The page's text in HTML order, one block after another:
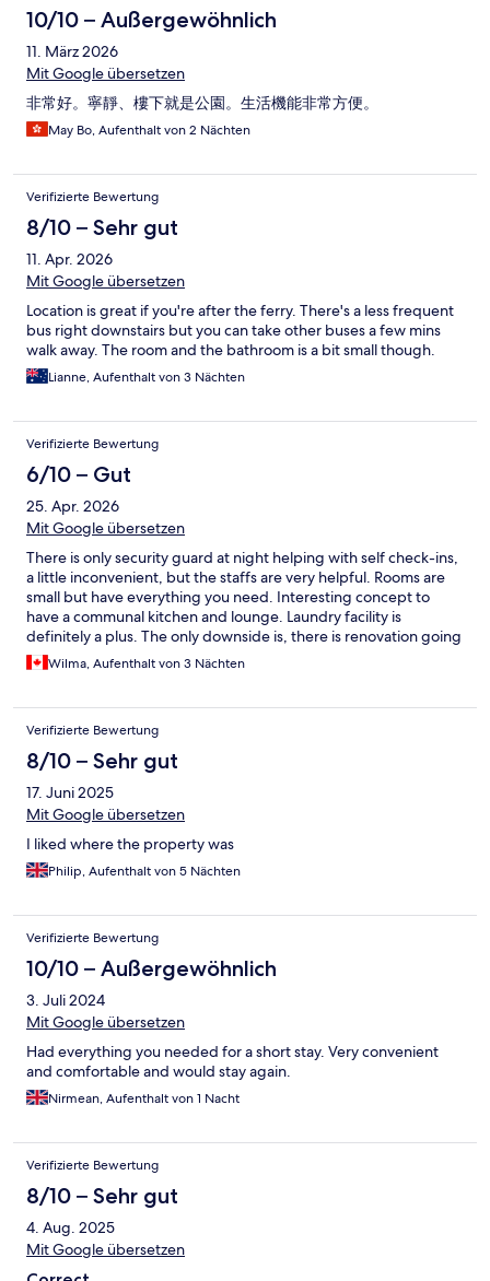
10/10 – Außergewöhnlich
11. März 2026
Mit Google übersetzen
非常好。寧靜、樓下就是公園。生活機能非常方便。
May Bo, Aufenthalt von 2 Nächten
Verifizierte Bewertung
8/10 – Sehr gut
11. Apr. 2026
Mit Google übersetzen
Location is great if you're after the ferry. There's a less frequent
bus right downstairs but you can take other buses a few mins
walk away. The room and the bathroom is a bit small though.
Lianne, Aufenthalt von 3 Nächten
Verifizierte Bewertung
6/10 – Gut
25. Apr. 2026
Mit Google übersetzen
There is only security guard at night helping with self check-ins,
a little inconvenient, but the staffs are very helpful. Rooms are
small but have everything you need. Interesting concept to
have a communal kitchen and lounge. Laundry facility is
definitely a plus. The only downside is, there is renovation going
on 3rd floor while we stay, but the hotel didn’t blocked off the
unsightly mess.
Wilma, Aufenthalt von 3 Nächten
Verifizierte Bewertung
8/10 – Sehr gut
17. Juni 2025
Mit Google übersetzen
I liked where the property was
Philip, Aufenthalt von 5 Nächten
Verifizierte Bewertung
10/10 – Außergewöhnlich
3. Juli 2024
Mit Google übersetzen
Had everything you needed for a short stay. Very convenient
and comfortable and would stay again.
Nirmean, Aufenthalt von 1 Nacht
Verifizierte Bewertung
8/10 – Sehr gut
4. Aug. 2025
Mit Google übersetzen